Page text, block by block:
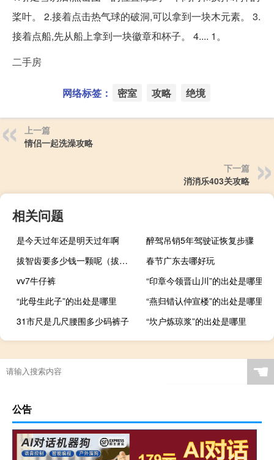
桨叶。 2.接着点击热气球的破洞,可以拿到一块木元素。 3.
接着点船,先从船上拿到一块徽章和杯子。 4.... 1。
二手房
网络标签： 密室 攻略 绝境
上一篇
情侣一起洗澡攻略
下一篇
消消乐403关攻略
相关问题
是今天过年还是明天过年啊
醉驾吊销5年驾驶证恢复步骤
拔智齿要多少钱一颗呢（拔智齿要多少钱一颗）
春节广东去哪好玩
vv7牛仔裤
“印章今领晋山川”的出处是哪里
“此母生此子”的出处是哪里
“燕归错认仲宣楼”的出处是哪里
31市尺是几尺腰围多少码裤子
“坎户炼琼浆”的出处是哪里
☚
公告